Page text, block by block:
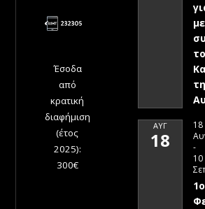
Έσοδα
από
κρατική
διαφήμιση
(έτος
2025):
300€
ΑΥΓ
18
18
-
10